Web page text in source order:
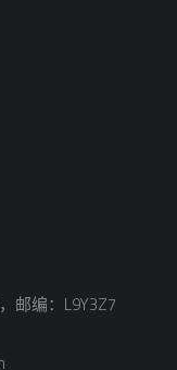
邮编：L9Y3Z7